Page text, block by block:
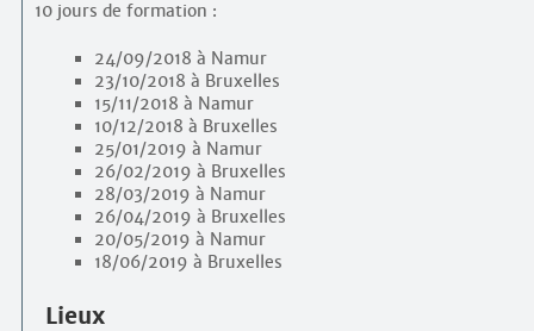
10 jours de formation :
24/09/2018 à Namur
23/10/2018 à Bruxelles
15/11/2018 à Namur
10/12/2018 à Bruxelles
25/01/2019 à Namur
26/02/2019 à Bruxelles
28/03/2019 à Namur
26/04/2019 à Bruxelles
20/05/2019 à Namur
18/06/2019 à Bruxelles
Lieux